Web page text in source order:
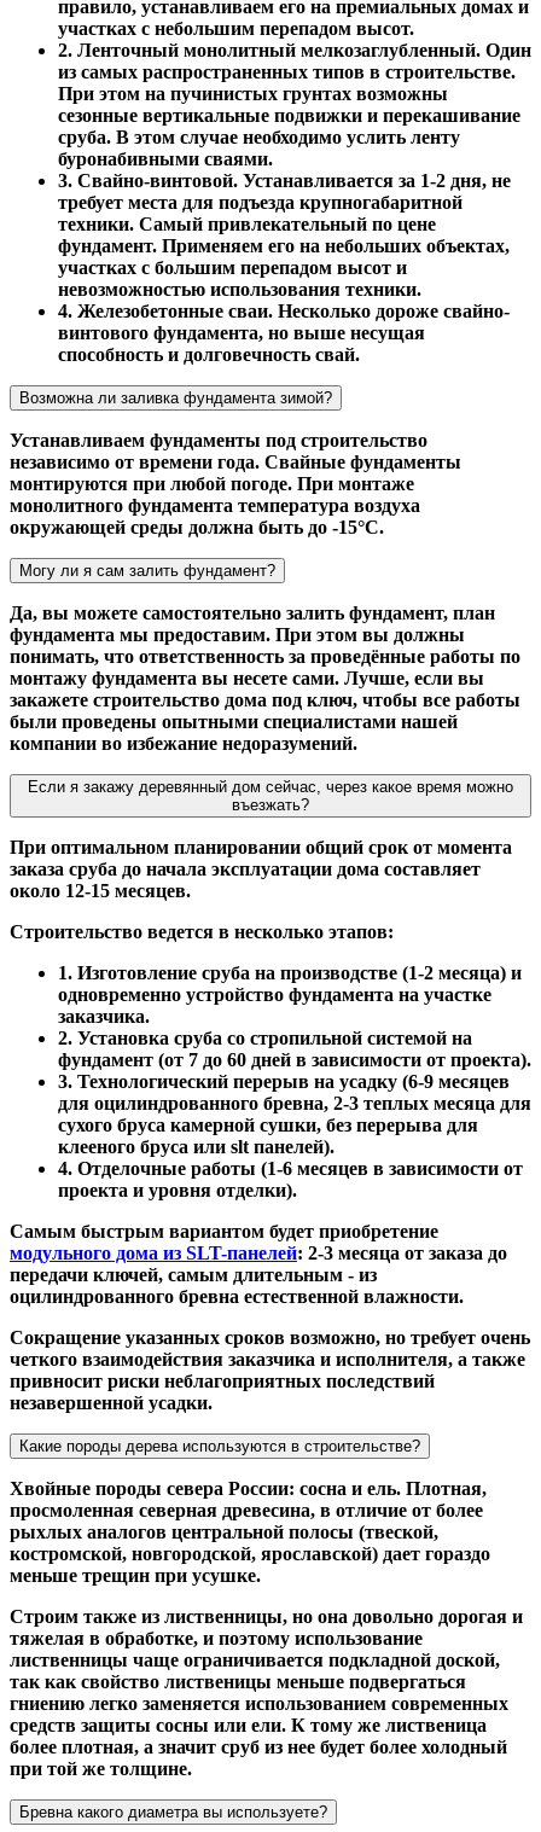
правило, устанавливаем его на премиальных домах и
участках с небольшим перепадом высот.
2. Ленточный монолитный мелкозаглубленный. Один
из самых распространенных типов в строительстве.
При этом на пучинистых грунтах возможны
сезонные вертикальные подвижки и перекашивание
сруба. В этом случае необходимо услить ленту
буронабивными сваями.
3. Свайно-винтовой. Устанавливается за 1-2 дня, не
требует места для подъезда крупногабаритной
техники. Самый привлекательный по цене
фундамент. Применяем его на небольших объектах,
участках с большим перепадом высот и
невозможностью использования техники.
4. Железобетонные сваи. Несколько дороже свайно-
винтового фундамента, но выше несущая
способность и долговечность свай.
Возможна ли заливка фундамента зимой?
Устанавливаем фундаменты под строительство
независимо от времени года. Свайные фундаменты
монтируются при любой погоде. При монтаже
монолитного фундамента температура воздуха
окружающей среды должна быть до -15°С.
Могу ли я сам залить фундамент?
Да, вы можете самостоятельно залить фундамент, план
фундамента мы предоставим. При этом вы должны
понимать, что ответственность за проведённые работы по
монтажу фундамента вы несете сами. Лучше, если вы
закажете строительство дома под ключ, чтобы все работы
были проведены опытными специалистами нашей
компании во избежание недоразумений.
Если я закажу деревянный дом сейчас, через какое время можно
въезжать?
При оптимальном планировании общий срок от момента
заказа сруба до начала эксплуатации дома составляет
около 12-15 месяцев.
Строительство ведется в несколько этапов:
1. Изготовление сруба на производстве (1-2 месяца) и
одновременно устройство фундамента на участке
заказчика.
2. Установка сруба со стропильной системой на
фундамент (от 7 до 60 дней в зависимости от проекта).
3. Технологический перерыв на усадку (6-9 месяцев
для оцилиндрованного бревна, 2-3 теплых месяца для
сухого бруса камерной сушки, без перерыва для
клееного бруса или slt панелей).
4. Отделочные работы (1-6 месяцев в зависимости от
проекта и уровня отделки).
Самым быстрым вариантом будет приобретение
модульного дома из SLT-панелей: 2-3 месяца от заказа до
передачи ключей, самым длительным - из
оцилиндрованного бревна естественной влажности.
Сокращение указанных сроков возможно, но требует очень
четкого взаимодействия заказчика и исполнителя, а также
привносит риски неблагоприятных последствий
незавершенной усадки.
Какие породы дерева используются в строительстве?
Хвойные породы севера России: сосна и ель. Плотная,
просмоленная северная древесина, в отличие от более
рыхлых аналогов центральной полосы (твеской,
костромской, новгородской, ярославской) дает гораздо
меньше трещин при усушке.
Строим также из лиственницы, но она довольно дорогая и
тяжелая в обработке, и поэтому использование
лиственницы чаще ограничивается подкладной доской,
так как свойство лиственицы меньше подвергаться
гниению легко заменяется использованием современных
средств защиты сосны или ели. К тому же лиственица
более плотная, а значит сруб из нее будет более холодный
при той же толщине.
Бревна какого диаметра вы используете?